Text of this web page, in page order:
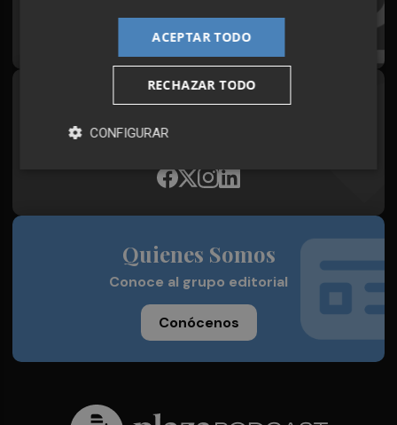
¡Quiero suscribirme!
Síguenos en redes
Plaza Podcast, desde cualquier medio
Quienes Somos
Conoce al grupo editorial
Conócenos
ACEPTAR TODO
RECHAZAR TODO
CONFIGURAR